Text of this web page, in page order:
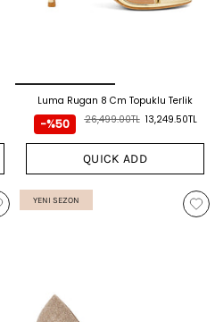
Luma Rugan 8 Cm Topuklu Terlik
13,249.50TL
26,499.00TL
-%50
QUICK ADD
YENI SEZON